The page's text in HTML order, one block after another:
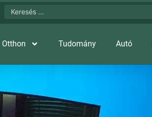
Otthon Tudomány Autó